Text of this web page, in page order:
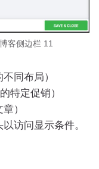
客侧边栏 11
同布局）
特定促销）
）
访问显示条件。